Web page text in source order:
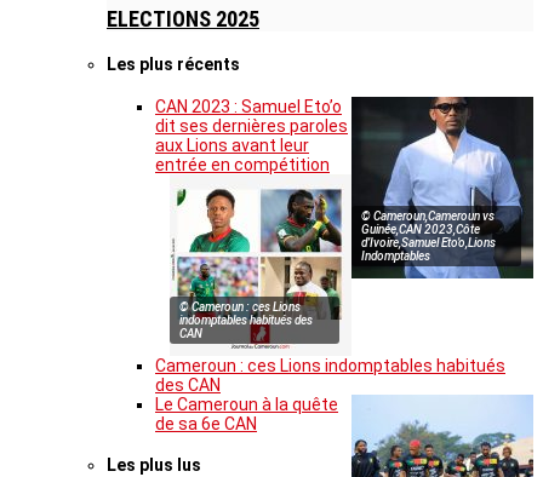
ELECTIONS 2025
Les plus récents
© Cameroun,Cameroun vs
Guinée,CAN 2023,Côte
d’Ivoire,Samuel Eto’o,Lions
Indomptables
CAN 2023 : Samuel Eto’o
dit ses dernières paroles
aux Lions avant leur
entrée en compétition
© Cameroun : ces Lions
indomptables habitués des
CAN
Cameroun : ces Lions indomptables habitués
des CAN
Le Cameroun à la quête
de sa 6e CAN
Les plus lus